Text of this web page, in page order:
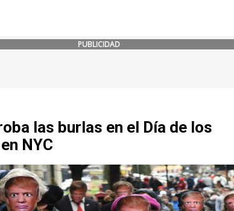
PUBLICIDAD
las burlas en el Día de los
NYC